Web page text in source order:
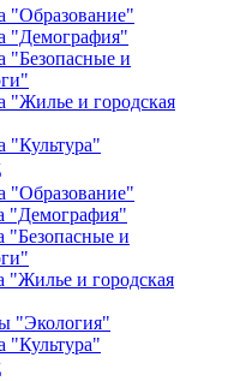
"Образование"
"Демография"
"Безопасные и
"Жилье и городская
"Культура"
"Образование"
"Демография"
"Безопасные и
"Жилье и городская
"Экология"
"Культура"